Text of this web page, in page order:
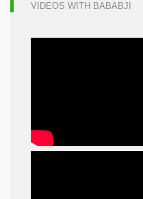
VIDEOS WITH BABABJI